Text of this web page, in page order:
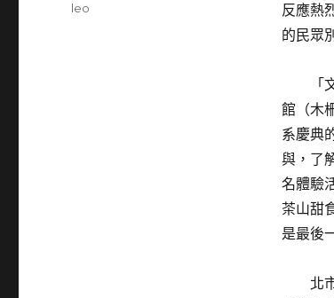
反應熱
的民眾
「文
館（木
系慶典
與，了
名體驗
茶山甜
是最後
北市
Author
leo